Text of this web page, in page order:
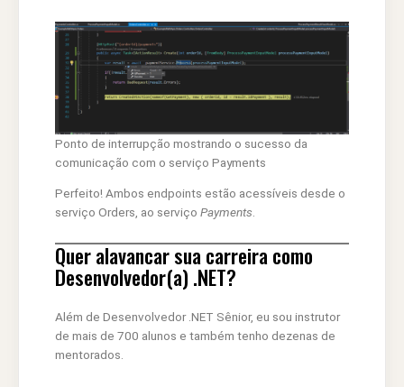
Ponto de interrupção mostrando o sucesso da
comunicação com o serviço Payments
Perfeito! Ambos endpoints estão acessíveis desde o
serviço Orders, ao serviço Payments.
Quer alavancar sua carreira como
Desenvolvedor(a) .NET?
Além de Desenvolvedor .NET Sênior, eu sou instrutor
de mais de 700 alunos e também tenho dezenas de
mentorados.